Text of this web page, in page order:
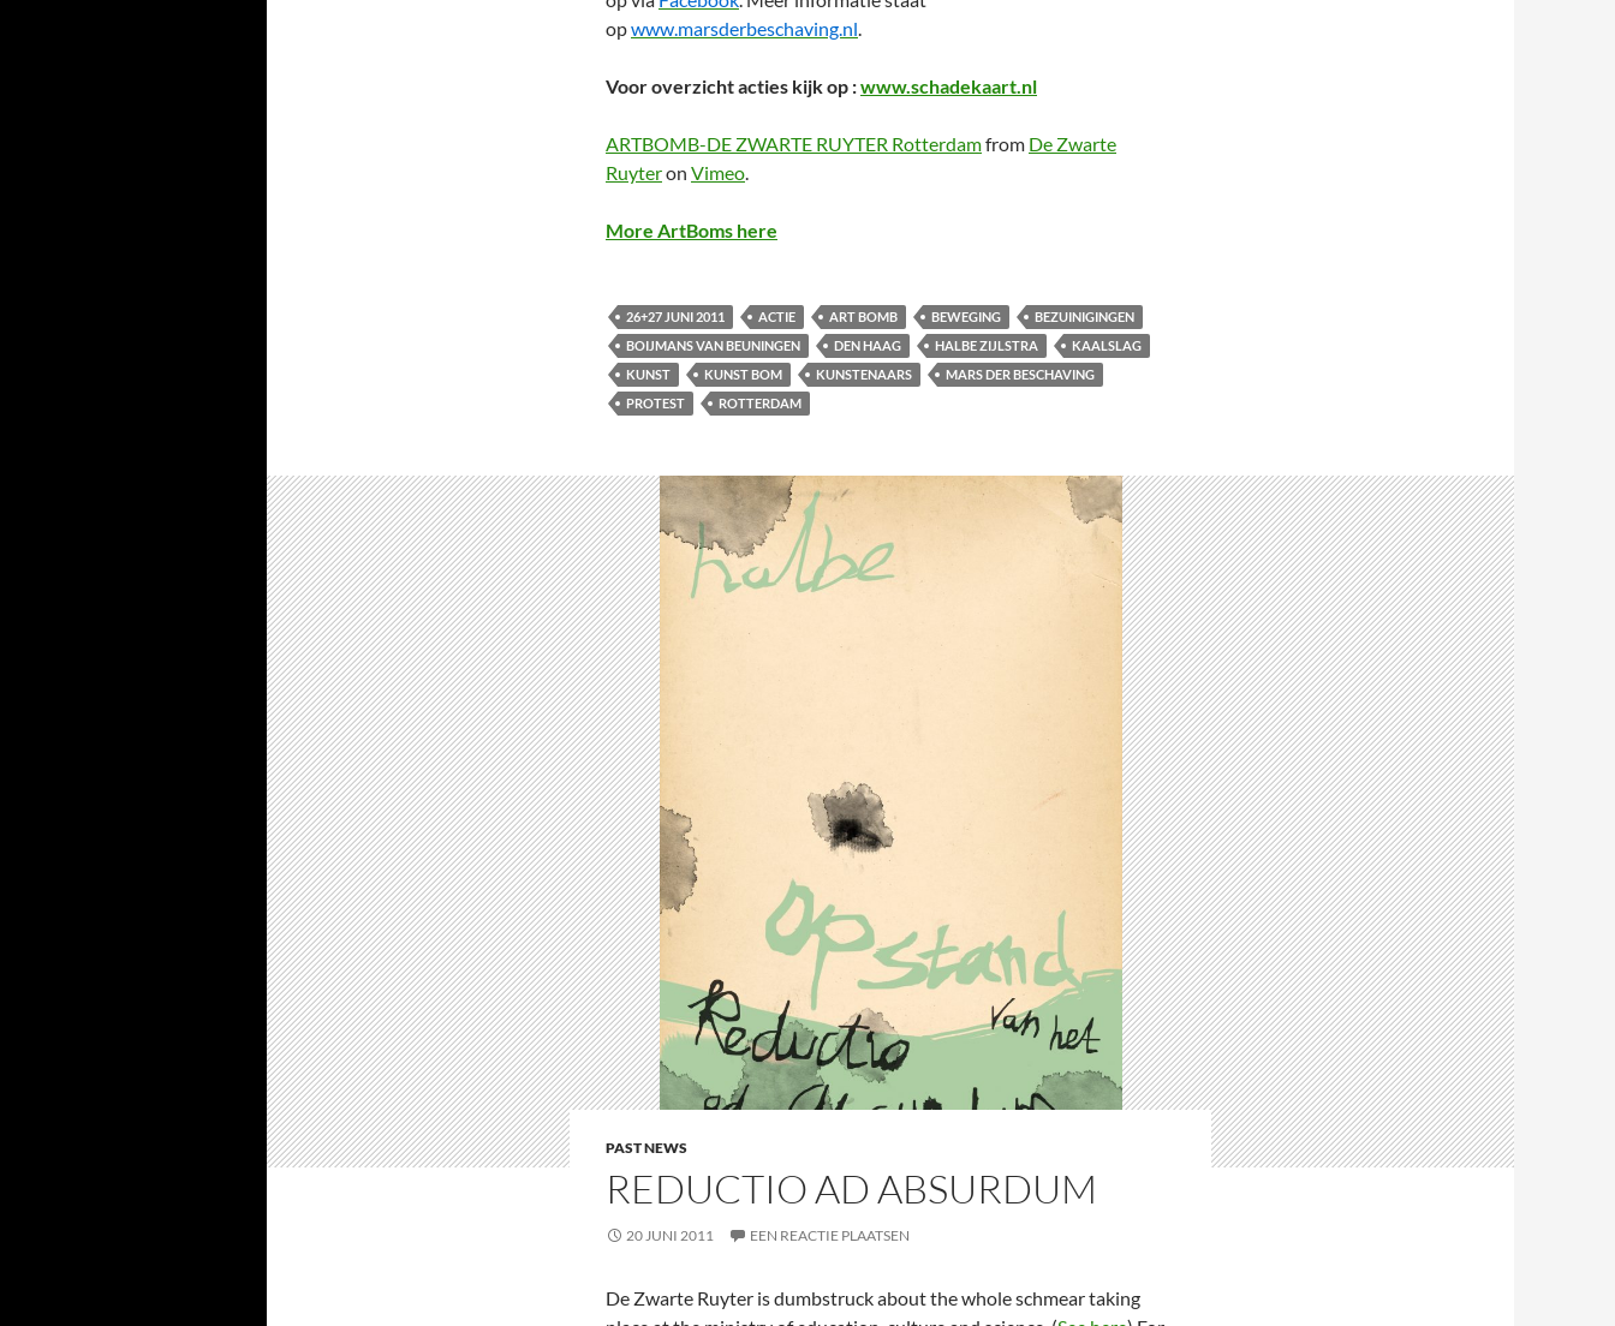
opwww.marsderbeschaving.nl.
Voor overzicht acties kijk op :www.schadekaart.nl
ARTBOMB-DE ZWARTE RUYTER Rotterdamfrom De Zwarte
Ruyteron Vimeo.
More ArtBoms here
26+27 JUNI 2011 ACTIE ART BOMB BEWEGING
BEZUINIGINGEN
BOIJMANS VAN BEUNINGEN
DEN HAAG HALBE ZIJLSTRA
KAALSLAG
KUNST
KUNST BOM KUNSTENAARS
MARS DER BESCHAVING
PROTEST
ROTTERDAM
PAST NEWS
REDUCTIO AD ABSURDUM
20 JUNI 2011 EEN REACTIE PLAATSEN
De Zwarte Ruyter is dumbstruck about the whole schmear taking